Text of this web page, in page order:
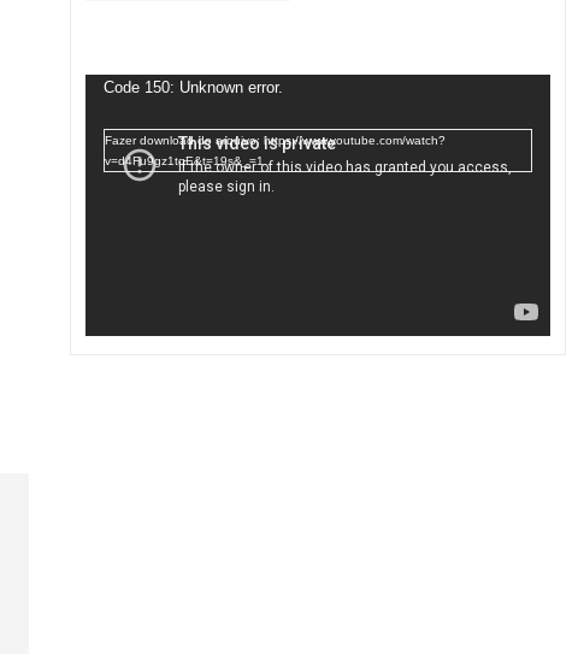
deCode 150: Unknown error.
Fazer download do arquivo: https://www.youtube.com/watch?
v=d4Fu9gz1tqE&t=19s&_=1